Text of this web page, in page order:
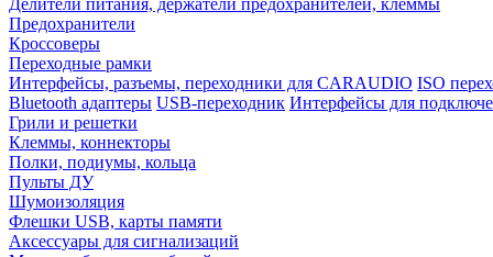
Делители питания, держатели предохранителей, клеммы
Предохранители
Кроссоверы
Переходные рамки
Интерфейсы, разъемы, переходники для CARAUDIO ISO
Bluetooth адаптеры USB-переходник Интерфейсы для
Грили и решетки
Клеммы, коннекторы
Полки, подиумы, кольца
Пульты ДУ
Шумоизоляция
Флешки USB, карты памяти
Аксессуары для сигнализаций